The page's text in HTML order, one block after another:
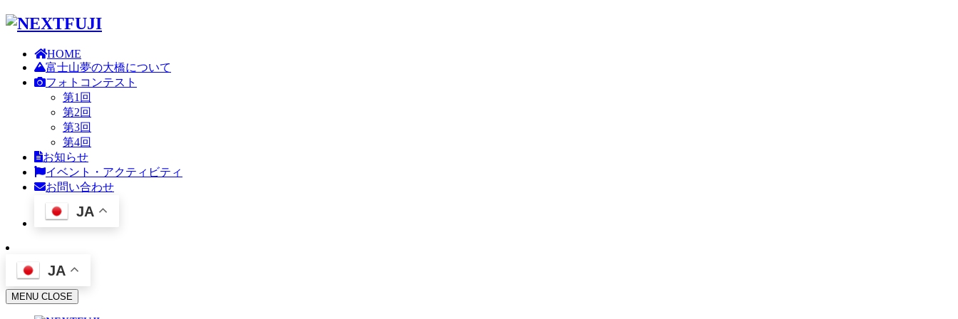
HOME
富士山夢の大橋について
フォトコンテスト
第1回
第2回
第3回
第4回
お知らせ
イベント・アクティビティ
お問い合わせ
JA
JA
MENU CLOSE